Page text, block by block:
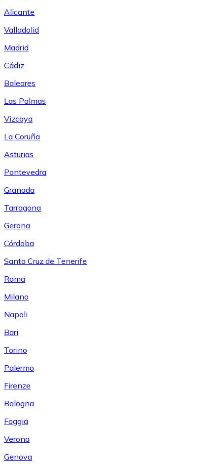
Alicante
Valladolid
Madrid
Cádiz
Baleares
Las Palmas
Vizcaya
La Coruña
Asturias
Pontevedra
Granada
Tarragona
Gerona
Córdoba
Santa Cruz de Tenerife
Roma
Milano
Napoli
Bari
Torino
Palermo
Firenze
Bologna
Foggia
Verona
Genova